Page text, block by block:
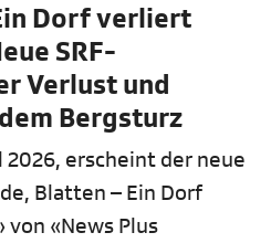
Dorf verliert
SRF-
Verlust und
Bergsturz
erscheint der neue
Blatten – Ein Dorf
«News Plus